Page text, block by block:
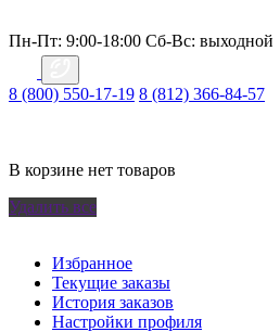
Пн-Пт: 9:00-18:00 Cб-Вс: выходной
8 (800) 550-17-19 8 (812) 366-84-57
В корзине нет товаров
Удалить все
Избранное
Текущие заказы
История заказов
Настройки профиля